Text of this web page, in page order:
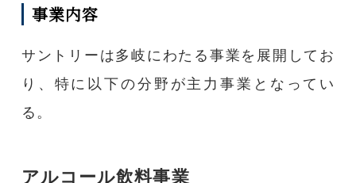
事業内容
サントリーは多岐にわたる事業を展開してお
り、特に以下の分野が主力事業となってい
る。
アルコール飲料事業